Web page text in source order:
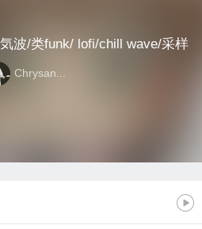
波/类funk/ lofi/chill wave/采样
Chrysan...